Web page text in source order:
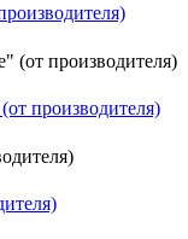
производителя)